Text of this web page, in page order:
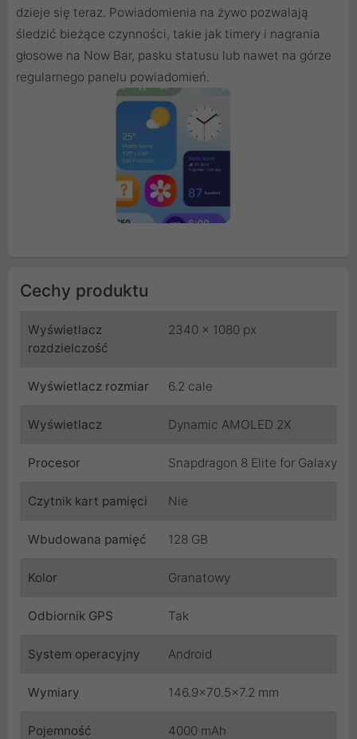
dzieje się teraz. Powiadomienia na żywo pozwalają
śledzić bieżące czynności, takie jak timery i nagrania
głosowe na Now Bar, pasku statusu lub nawet na górze
regularnego panelu powiadomień.
Cechy produktu
Wyświetlacz
rozdzielczość
2340 x 1080 px
Wyświetlacz rozmiar 6.2 cale
Wyświetlacz Dynamic AMOLED 2X
Procesor Snapdragon 8 Elite for Galaxy
Czytnik kart pamięci Nie
Wbudowana pamięć 128 GB
Kolor Granatowy
Odbiornik GPS Tak
System operacyjny Android
Wymiary 146.9x70.5x7.2 mm
Pojemność 4000 mAh